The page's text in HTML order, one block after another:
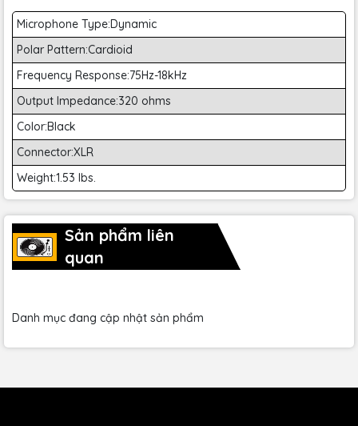
Microphone Type:Dynamic
Polar Pattern:Cardioid
Frequency Response:75Hz-18kHz
Output Impedance:320 ohms
Color:Black
Connector:XLR
Weight:1.53 lbs.
Sản phẩm liên
quan
Danh mục đang cập nhật sản phẩm